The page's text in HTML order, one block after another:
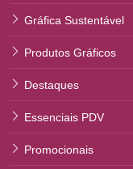
Gráfica Sustentável
Produtos Gráficos
Destaques
Essenciais PDV
Promocionais